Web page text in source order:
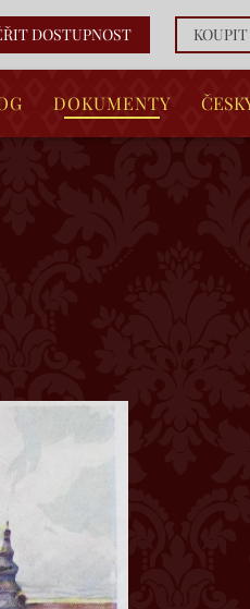
DOSTUPNOST
DOKUMENTY